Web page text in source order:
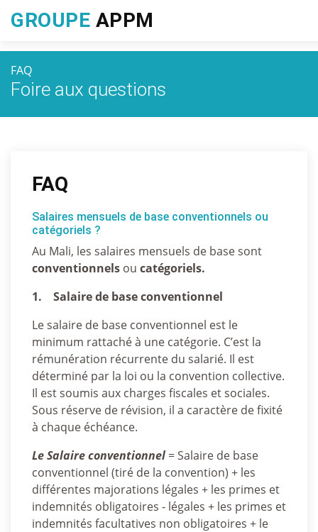
GROUPE APPM
FAQ
Foire aux questions
FAQ
Salaires mensuels de base conventionnels ou
catégoriels ?
Au Mali, les salaires mensuels de base sont
conventionnels ou catégoriels.
1. Salaire de base conventionnel
Le salaire de base conventionnel est le
minimum rattaché à une catégorie. C’est la
rémunération récurrente du salarié. Il est
déterminé par la loi ou la convention collective.
Il est soumis aux charges fiscales et sociales.
Sous réserve de révision, il a caractère de fixité
à chaque échéance.
Le Salaire conventionnel = Salaire de base
conventionnel (tiré de la convention) + les
différentes majorations légales + les primes et
indemnités obligatoires - légales + les primes et
indemnités facultatives non obligatoires + le